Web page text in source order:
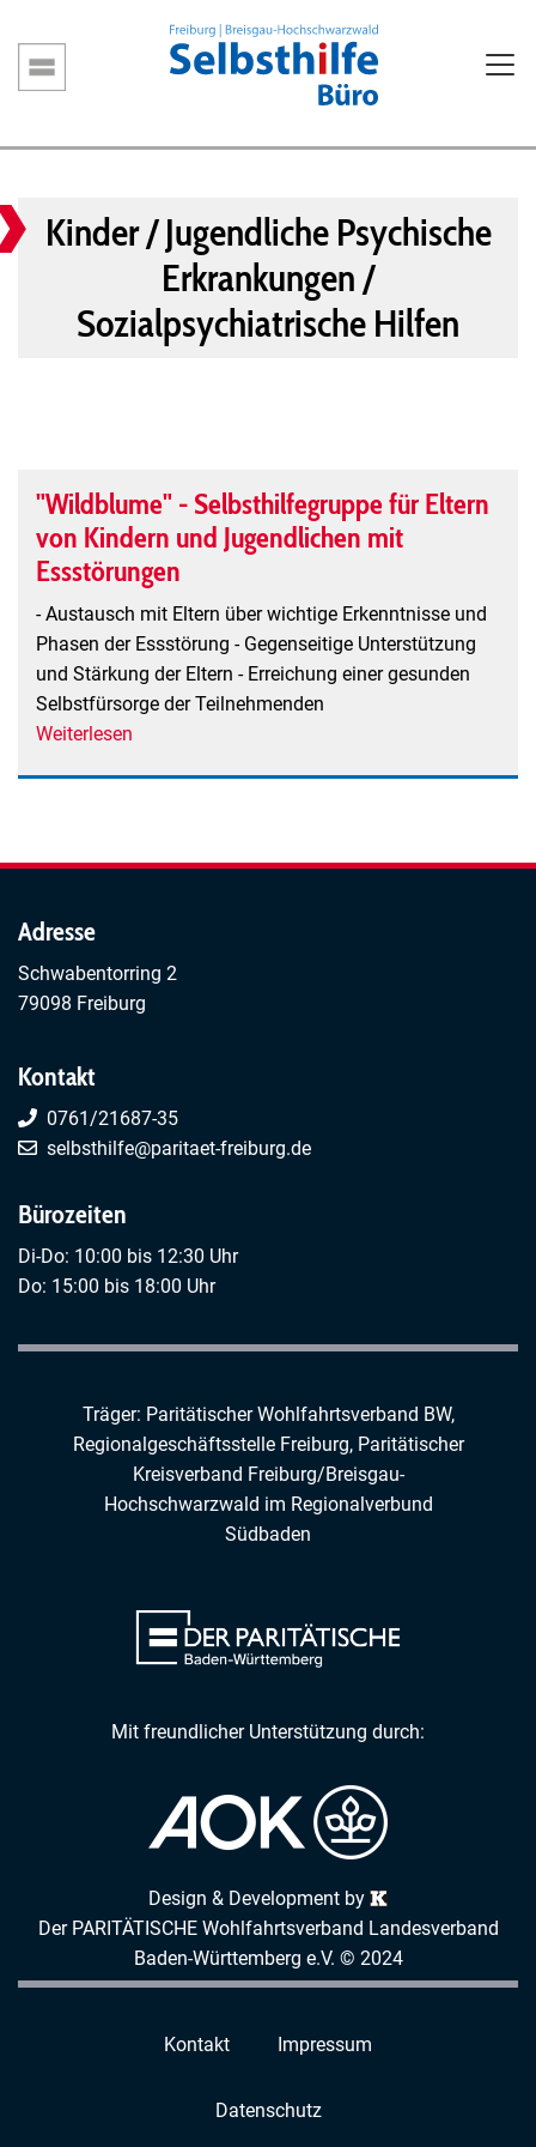
zum
Inhalt
Hauptnavigation
Kinder / Jugendliche Psychische
Erkrankungen /
Sozialpsychiatrische Hilfen
"Wildblume" - Selbsthilfegruppe für Eltern
von Kindern und Jugendlichen mit
Essstörungen
- Austausch mit Eltern über wichtige Erkenntnisse und
Phasen der Essstörung - Gegenseitige Unterstützung
und Stärkung der Eltern - Erreichung einer gesunden
Selbstfürsorge der Teilnehmenden
Weiterlesen
und
Jugendlichen
Adresse
Schwabentorring 2
79098 Freiburg
Kontakt
0761/21687-35
selbsthilfe@paritaet-freiburg.de
Bürozeiten
Di-Do: 10:00 bis 12:30 Uhr
Do: 15:00 bis 18:00 Uhr
Träger: Paritätischer Wohlfahrtsverband BW,
Regionalgeschäftsstelle Freiburg, Paritätischer
Kreisverband Freiburg/Breisgau-
Hochschwarzwald im Regionalverbund
Südbaden
Mit freundlicher Unterstützung durch:
Design & Development by
Der PARITÄTISCHE Wohlfahrtsverband Landesverband
Baden-Württemberg e.V. © 2024
Kontakt Impressum
Datenschutz